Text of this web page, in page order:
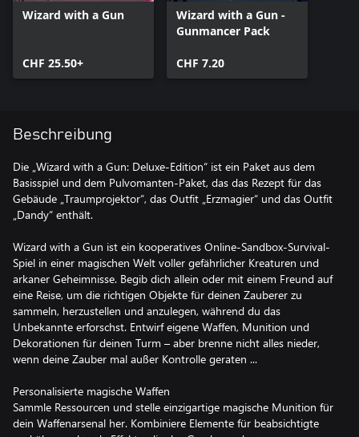
Wizard with a Gun
CHF 25.50+
Wizard with a Gun -
Gunmancer Pack
CHF 7.20
Beschreibung
Die „Wizard with a Gun: Deluxe-Edition“ ist ein Paket aus dem
Basisspiel und dem Pulvomanten-Paket, das das Rezept für das
Gebäude „Traumprojektor“, das Outfit „Erzmagier“ und das Outfit
„Dandy“ enthält.
Wizard with a Gun ist ein kooperatives Online-Sandbox-Survival-
Spiel in einer magischen Welt voller gefährlicher Kreaturen und
arkaner Geheimnisse. Begib dich allein oder mit einem Freund auf
eine Reise, um die richtigen Objekte für deinen Zauberer zu
sammeln, herzustellen und anzulegen, während du das
Unbekannte erforschst. Entwirf eigene Waffen, Munition und
Dekorationen für deinen Turm – aber brenne nicht alles nieder,
wenn deine Zauber mal außer Kontrolle geraten ...
Personalisierte magische Waffen
Sammle Ressourcen und stelle einzigartige magische Munition für
dein Waffenarsenal her. Kombiniere Elemente für beabsichtigte